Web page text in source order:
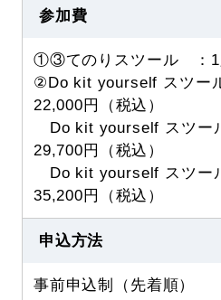
参加費
①③てのりスツール ：1
②Do kit yourself スツ
22,000円（税込）
Do kit yourself スツー
29,700円（税込）
Do kit yourself スツ
35,200円（税込）
申込方法
事前申込制（先着順）